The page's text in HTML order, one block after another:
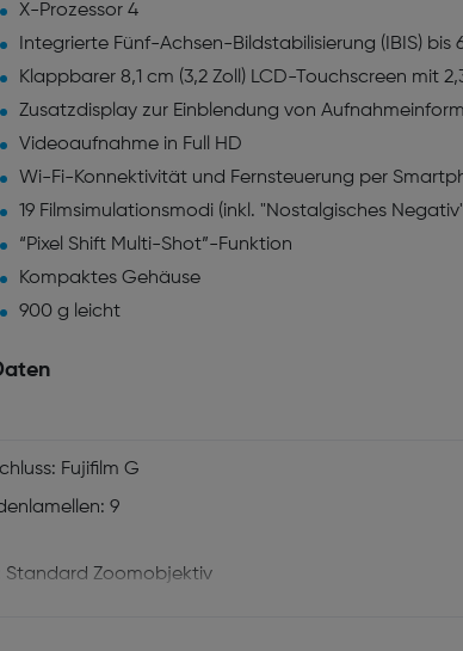
X-Prozessor 4
Integrierte Fünf-Achsen-Bildstabilisierung (IBIS) bis
Klappbarer 8,1 cm (3,2 Zoll) LCD-Touchscreen mit
Zusatzdisplay zur Einblendung von
Videoaufnahme in Full HD
Wi-Fi-Konnektivität und Fernsteuerung per
19 Filmsimulationsmodi (inkl. "Nostalgisches
“Pixel Shift Multi-Shot”-Funktion
Kompaktes Gehäuse
900 g leicht
Fujifilm G
9
Standard Zoomobjektiv